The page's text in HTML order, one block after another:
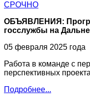
СРОЧНО
ОБЪЯВЛЕНИЯ:
госслужбы на
05 февраля 2025 года
Работа в команде с
перспективных
Подробнее...